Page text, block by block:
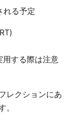
れる予定
する際は注意
レクションにあ
。